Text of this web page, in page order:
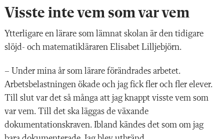
Visste inte vem som var vem
Ytterligare en lärare som lämnat skolan är den tidigare
slöjd- och matematikläraren Elisabet Lilljebjörn.
– Under mina år som lärare förändrades arbetet.
Arbetsbelastningen ökade och jag fick fler och fler elever.
Till slut var det så många att jag knappt visste vem som
var vem. Till det ska läggas de växande
dokumentationskraven. Ibland kändes det som om jag